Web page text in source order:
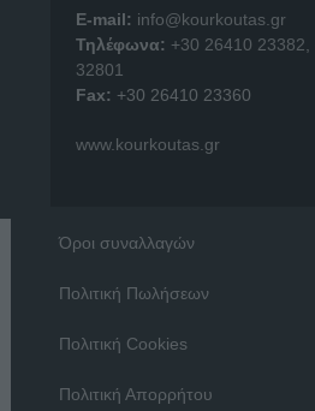
E-mail: info@kourkoutas.gr
Τηλέφωνα: +30 26410 23382
32801
Fax: +30 26410 23360
www.kourkoutas.gr
Όροι συναλλαγών
Πολιτική Πωλήσεων
Πολιτική Cookies
Πολιτική Απορρήτου